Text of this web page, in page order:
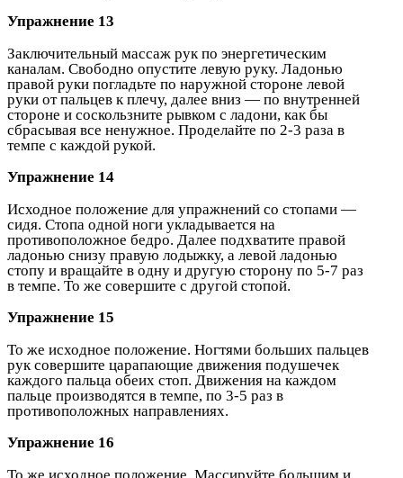
Упражнение 13
Заключительный массаж рук по энергетическим
каналам. Свободно опустите левую руку. Ладонью
правой руки погладьте по наружной стороне левой
руки от пальцев к плечу, далее вниз — по внутренней
стороне и соскользните рывком с ладони, как бы
сбрасывая все ненужное. Проделайте по 2-3 раза в
темпе с каждой рукой.
Упражнение 14
Исходное положение для упражнений со стопами —
сидя. Стопа одной ноги укладывается на
противоположное бедро. Далее подхватите правой
ладонью снизу правую лодыжку, а левой ладонью
стопу и вращайте в одну и другую сторону по 5-7 раз
в темпе. То же совершите с другой стопой.
Упражнение 15
То же исходное положение. Ногтями больших пальцев
рук совершите царапающие движения подушечек
каждого пальца обеих стоп. Движения на каждом
пальце производятся в темпе, по 3-5 раз в
противоположных направлениях.
Упражнение 16